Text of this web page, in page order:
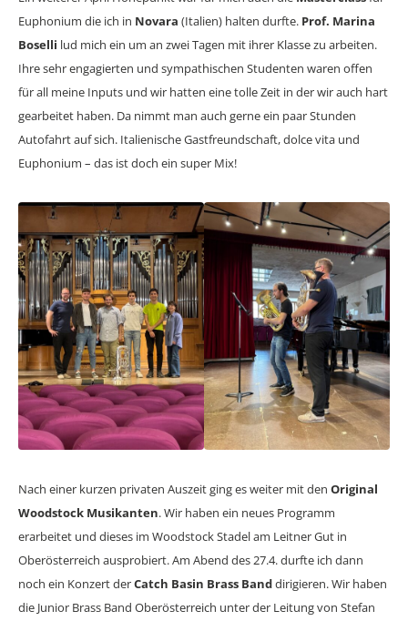
Euphonium die ich in Novara (Italien) halten durfte. Prof. Marina
Boselli lud mich ein um an zwei Tagen mit ihrer Klasse zu arbeiten.
Ihre sehr engagierten und sympathischen Studenten waren offen
für all meine Inputs und wir hatten eine tolle Zeit in der wir auch hart
gearbeitet haben. Da nimmt man auch gerne ein paar Stunden
Autofahrt auf sich. Italienische Gastfreundschaft, dolce vita und
Euphonium – das ist doch ein super Mix!
Nach einer kurzen privaten Auszeit ging es weiter mit den Original
Woodstock Musikanten. Wir haben ein neues Programm
erarbeitet und dieses im Woodstock Stadel am Leitner Gut in
Oberösterreich ausprobiert. Am Abend des 27.4. durfte ich dann
noch ein Konzert derCatch Basin Brass Banddirigieren. Wir haben
die Junior Brass Band Oberösterreich unter der Leitung von Stefan